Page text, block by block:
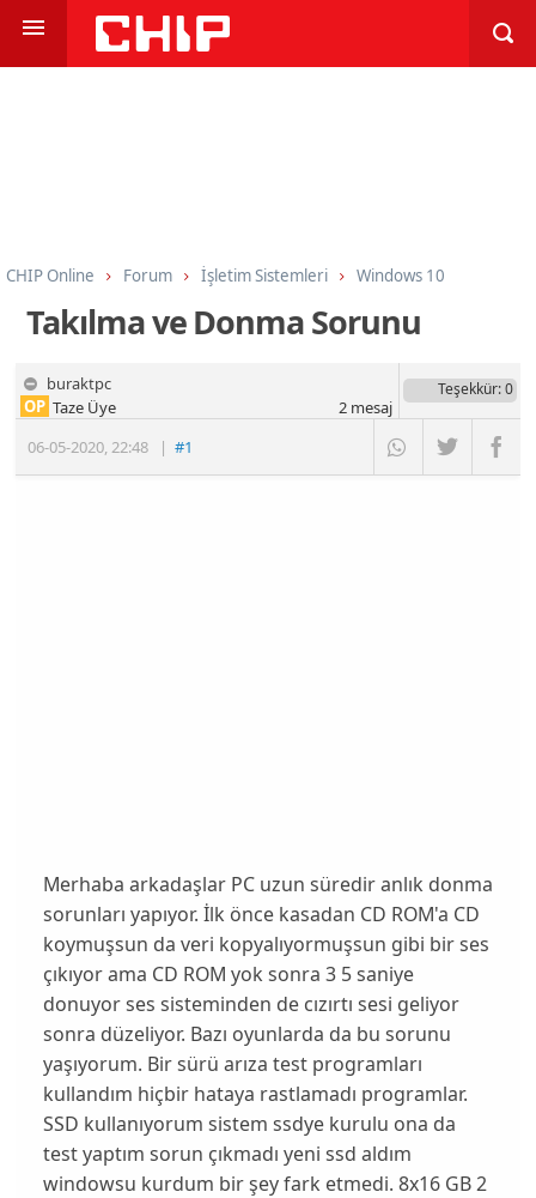
CHIP Online Forum İşletim Sistemleri Windows 10
Takılma ve Donma Sorunu
buraktpc
06-05-2020,22:48 |#1
OP Taze Üye
Teşekkür: 0
2mesaj
Merhaba arkadaşlar PC uzun süredir anlık donma
sorunları yapıyor. İlk önce kasadan CD ROM'a CD
koymuşsun da veri kopyalıyormuşsun gibi bir ses
çıkıyor ama CD ROM yok sonra 3 5 saniye
donuyor ses sisteminden de cızırtı sesi geliyor
sonra düzeliyor. Bazı oyunlarda da bu sorunu
yaşıyorum. Bir sürü arıza test programları
kullandım hiçbir hataya rastlamadı programlar.
SSD kullanıyorum sistem ssdye kurulu ona da
test yaptım sorun çıkmadı yeni ssd aldım
windowsu kurdum bir şey fark etmedi. 8x16 GB 2